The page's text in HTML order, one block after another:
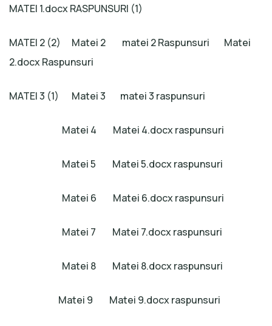
MATEI 1.docx RASPUNSURI (1)
MATEI 2 (2) Matei 2 matei 2 Raspunsuri
Matei
2.docx Raspunsuri
MATEI 3 (1) Matei 3 matei 3 raspunsuri
Matei 4 Matei 4.docx raspunsuri
Matei 5 Matei 5.docx raspunsuri
Matei 6 Matei 6.docx raspunsuri
Matei 7 Matei 7.docx raspunsuri
Matei 8 Matei 8.docx raspunsuri
Matei 9 Matei 9.docx raspunsuri